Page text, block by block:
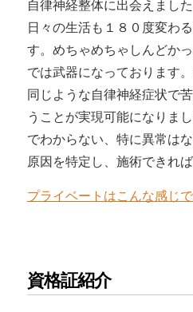
自律神経整体に出会えまし
日々の生活も１８０度変わ
す。めちゃめちゃしんどか
では武器になっております
同じような自律神経症状で
うことが実現可能になりま
でわからない、特に異常は
原因を特定し、施術できれ
プライベートはこんな感じで
資格証紹介